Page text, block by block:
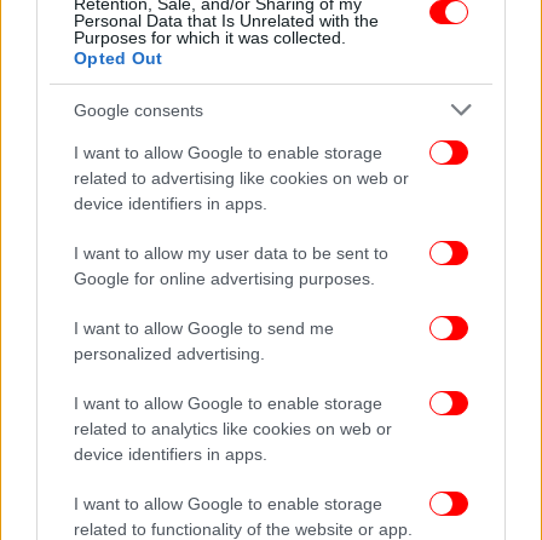
Personal Data that Is Unrelated with the
Purposes for which it was collected.
Opted Out
Google consents
I want to allow Google to enable storage
related to advertising like cookies on web or
device identifiers in apps.
I want to allow my user data to be sent to
Google for online advertising purposes.
I want to allow Google to send me
personalized advertising.
I want to allow Google to enable storage
related to analytics like cookies on web or
device identifiers in apps.
I want to allow Google to enable storage
related to functionality of the website or app.
της Ευρώπης;
ΚΟΣΜΟΣ 15/12/2023 13:34
Ευρωπαϊκό Συμβούλιο και Διεύρυνση: Μια
Ιστορική Στιγμή για την ΕΕ